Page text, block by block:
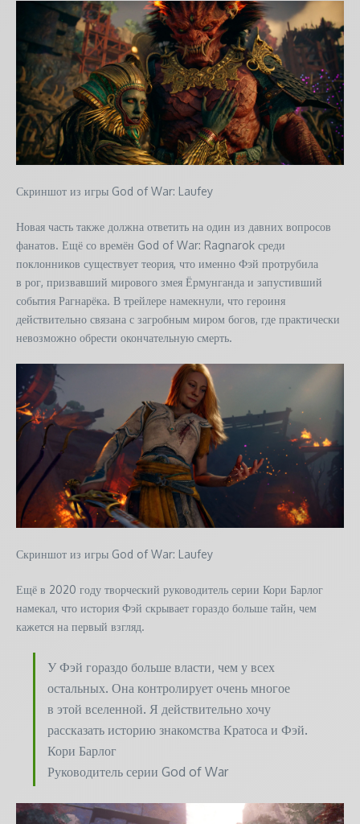
Скриншот из игры God of War: Laufey
Новая часть также должна ответить на один из давних вопросов
фанатов. Ещё со времён God of War: Ragnarok среди
поклонников существует теория, что именно Фэй протрубила
в рог, призвавший мирового змея Ёрмунганда и запустивший
события Рагнарёка. В трейлере намекнули, что героиня
действительно связана с загробным миром богов, где практически
невозможно обрести окончательную смерть.
Скриншот из игры God of War: Laufey
Ещё в 2020 году творческий руководитель серии Кори Барлог
намекал, что история Фэй скрывает гораздо больше тайн, чем
кажется на первый взгляд.
У Фэй гораздо больше власти, чем у всех
остальных. Она контролирует очень многое
в этой вселенной. Я действительно хочу
рассказать историю знакомства Кратоса и Фэй.
Кори Барлог
Руководитель серии God of War